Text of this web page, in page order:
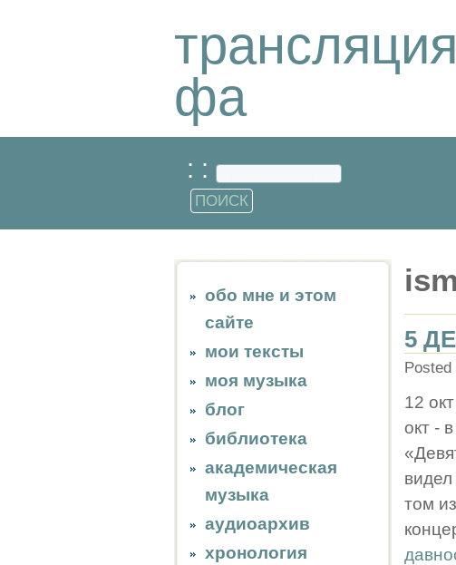
трансляция
фа
: :
обо мне и этом
сайте
мои тексты
моя музыка
блог
библиотека
академическая
музыка
аудиоархив
хронология
5
12
окт -
том